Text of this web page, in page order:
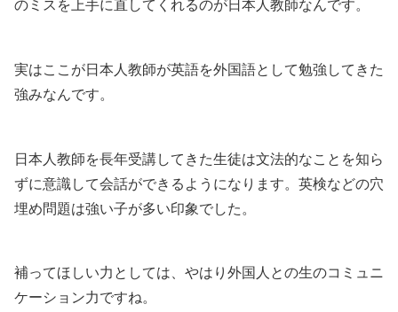
のミスを上手に直してくれるのが日本人教師なんです。
実はここが日本人教師が英語を外国語として勉強してきた
強みなんです。
日本人教師を長年受講してきた生徒は文法的なことを知ら
ずに意識して会話ができるようになります。英検などの穴
埋め問題は強い子が多い印象でした。
補ってほしい力としては、やはり外国人との生のコミュニ
ケーション力ですね。